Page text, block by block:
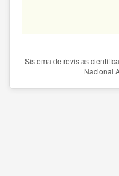
Sistema de revistas
Nacional